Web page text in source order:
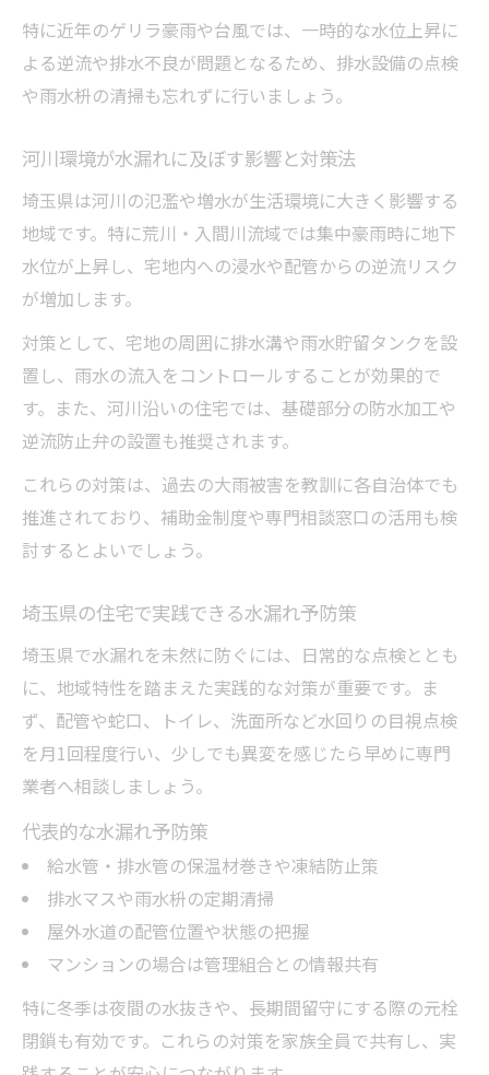
家族を守る水漏れ対策の最新トレンド
埼玉県で実践したい水漏れ対策のまとめ
水漏れリスクの少ない安心生活のポイント
住み替え時に役立つ水漏れ防止の実践法
特に近年のゲリラ豪雨や台風では、一時的な水位上昇に
よる逆流や排水不良が問題となるため、排水設備の点検
や雨水枡の清掃も忘れずに行いましょう。
河川環境が水漏れに及ぼす影響と対策法
埼玉県は河川の氾濫や増水が生活環境に大きく影響する
地域です。特に荒川・入間川流域では集中豪雨時に地下
水位が上昇し、宅地内への浸水や配管からの逆流リスク
が増加します。
対策として、宅地の周囲に排水溝や雨水貯留タンクを設
置し、雨水の流入をコントロールすることが効果的で
す。また、河川沿いの住宅では、基礎部分の防水加工や
逆流防止弁の設置も推奨されます。
これらの対策は、過去の大雨被害を教訓に各自治体でも
推進されており、補助金制度や専門相談窓口の活用も検
討するとよいでしょう。
埼玉県の住宅で実践できる水漏れ予防策
埼玉県で水漏れを未然に防ぐには、日常的な点検ととも
に、地域特性を踏まえた実践的な対策が重要です。ま
ず、配管や蛇口、トイレ、洗面所など水回りの目視点検
を月1回程度行い、少しでも異変を感じたら早めに専門
業者へ相談しましょう。
代表的な水漏れ予防策
給水管・排水管の保温材巻きや凍結防止策
排水マスや雨水枡の定期清掃
屋外水道の配管位置や状態の把握
マンションの場合は管理組合との情報共有
特に冬季は夜間の水抜きや、長期間留守にする際の元栓
閉鎖も有効です。これらの対策を家族全員で共有し、実